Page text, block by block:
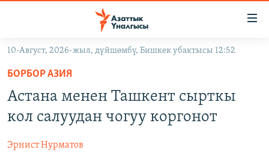
Навигацияга
өтүңүз
Издөөгө
салыңыз
ЭКОНОМИКА
БОРБОР АЗИЯ
АТАЙЫН ИЛИКТӨӨ
10-Август, 2026-жыл, дүйшөмбү, Бишкек убактысы 12:52
БОРБОР АЗИЯ
Астана менен Ташкент сырткы
кол салуудан чогуу коргонот
Эрнист Нурматов